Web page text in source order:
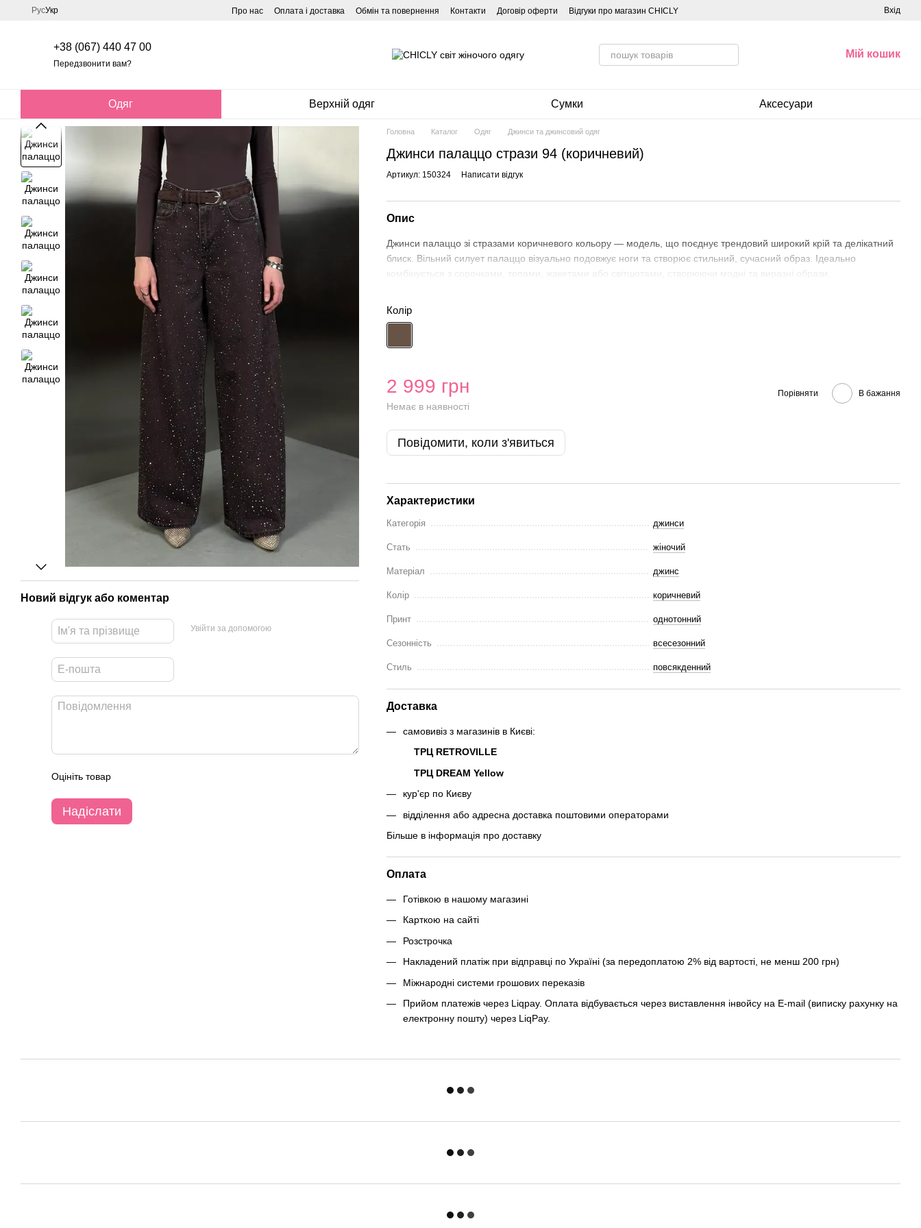
Перейти до основного контенту
РусУкр Про нас Оплата і доставка Обмін та повернення Контакти Договір оферти Відгуки про магазин CHICLY Вхід
+38 (067) 440 47 00
Передзвонити вам?
Мій кошик
Одяг Верхній одяг Сумки Аксесуари
Новий відгук або коментар
Увійти за допомогою
Оцініть товар
Надіслати
Головна Каталог Одяг Джинси та джинсовий одяг
Джинси палаццо стрази 94 (коричневий)
Артикул: 150324 Написати відгук
Опис
Джинси палаццо зі стразами коричневого кольору — модель, що поєднує трендовий широкий крій та делікатний
блиск. Вільний силует палаццо візуально подовжує ноги та створює стильний, сучасний образ. Ідеально
комбінується з сорочками, топами, жакетами або світшотами, створюючи модні та виразні образи.
Колір
2 999 грн
Немає в наявності
Порівняти В бажання
Повідомити, коли з'явиться
Характеристики
Категорія джинси
Стать жіночий
Матеріал джинс
Колір коричневий
Принт однотонний
Сезонність всесезонний
Стиль повсякденний
Доставка
самовивіз з магазинів в Києві:
ТРЦ RETROVILLE
ТРЦ DREAM Yellow
кур'єр по Києву
відділення або адресна доставка поштовими операторами
Більше в інформація про доставку
Оплата
Готівкою в нашому магазині
Карткою на сайті
Розстрочка
Накладений платіж при відправці по Україні (за передоплатою 2% від вартості, не менш 200 грн)
Міжнародні системи грошових переказів
Прийом платежів через Liqpay. Оплата відбувається через виставлення інвойсу на E-mail (виписку рахунку на
електронну пошту) через LiqPay.